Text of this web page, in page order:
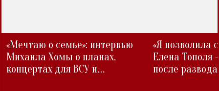
«Мечтаю о семье»: интервью
Михаила Хомы о планах,
концертах для ВСУ и
«Я позволила
Елена Тополя
после развода